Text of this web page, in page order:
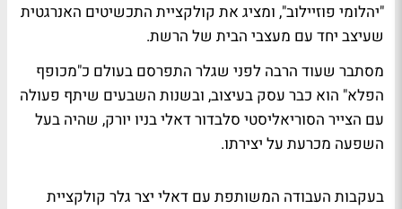
"יהלומי פוזיילוב", ומציג את קולקציית התכשיטים האנרגטית
שעיצב יחד עם מעצבי הבית של הרשת.
מסתבר שעוד הרבה לפני שגלר התפרסם בעולם כ"מכופף
הפלא" הוא כבר עסק בעיצוב, ובשנות השבעים שיתף פעולה
עם הצייר הסוריאליסטי סלבדור דאלי בניו יורק, שהיה בעל
השפעה מכרעת על יצירתו.
בעקבות העבודה המשותפת עם דאלי יצר גלר קולקציית